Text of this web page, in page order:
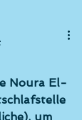
Noura El-
um